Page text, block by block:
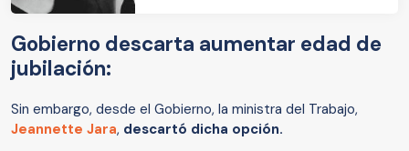
Gobierno descarta aumentar edad de
jubilación:
Sin embargo, desde el Gobierno, la ministra del Trabajo,
Jeannette Jara, descartó dicha opción.